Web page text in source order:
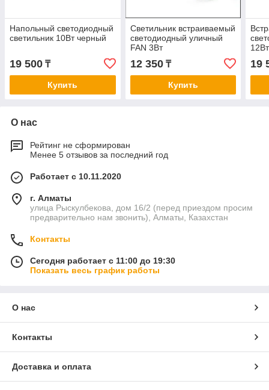
Напольный светодиодный
светильник 10Вт черный
19 500 ₸
Купить
Светильник встраиваемый
светодиодный уличный
FAN 3Вт
12 350₸
Купить
19
О нас
Рейтинг не сформирован
Менее 5 отзывов за последний год
Работает с 10.11.2020
г. Алматы
улица Рыскулбекова, дом 16/2 (перед приездом просим
предварительно нам звонить), Алматы, Казахстан
Контакты
Сегодня работает с 11:00 до 19:30
Показать весь график работы
О нас
Контакты
Доставка и оплата